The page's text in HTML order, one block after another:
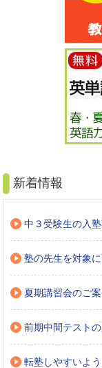
新着情報
中３受験生の入
塾の先生を対象
夏期講習会のご
前期中間テスト
転塾しやすいよ